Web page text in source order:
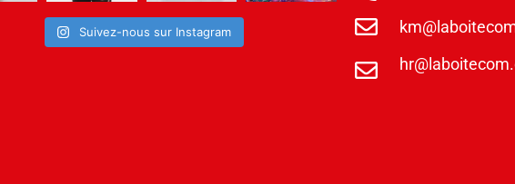
Suivez-nous sur Instagram